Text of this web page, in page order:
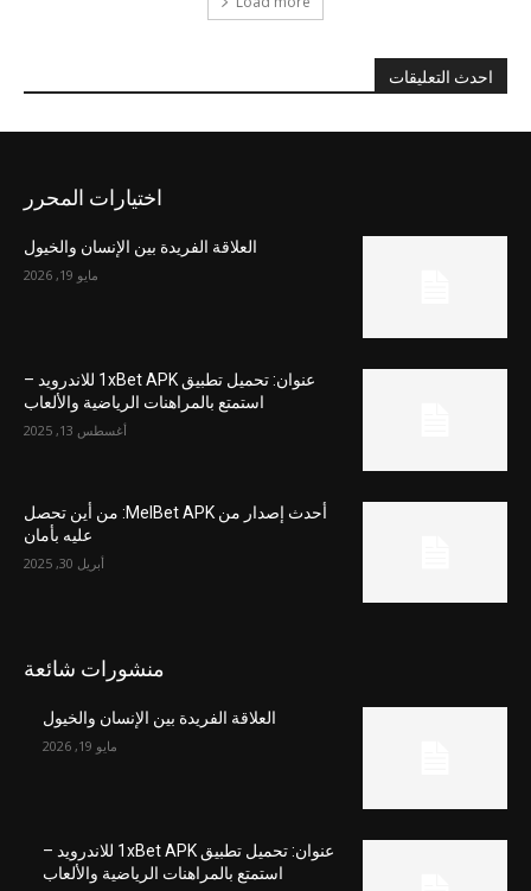
احدث التعليقات
اختيارات المحرر
العلاقة الفريدة بين الإنسان والخيول
مايو 19, 2026
عنوان: تحميل تطبيق 1xBet APK للاندرويد –
استمتع بالمراهنات الرياضية والألعاب
أغسطس 13, 2025
أحدث إصدار من MelBet APK: من أين تحصل
عليه بأمان
أبريل 30, 2025
منشورات شائعة
العلاقة الفريدة بين الإنسان والخيول
مايو 19, 2026
عنوان: تحميل تطبيق 1xBet APK للاندرويد –
استمتع بالمراهنات الرياضية والألعاب